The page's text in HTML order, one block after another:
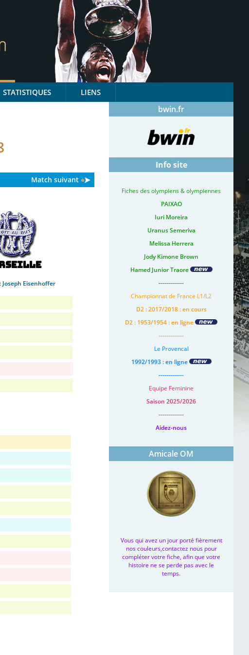
STATISTIQUES LIENS
Match suivant
Joseph Eisenhoffer
bwin.fr
Info site
Fiches des olympiens & olympiennes
PAIXAO
Iuri Moreira
Uranus Semeriva
Melissa Herrera
Jody Kimone Brown
Hamed Junior Traore
-------------
Championnat de France L1/L2
D2 : 2017/2018 : en cours
D2 : 1953/1954 : en ligne
-------------
Le Provencal
1992/1993 : en ligne
-------------
Equipe Feminine
Saison 2025/2026
-------------
Aidez-nous
Amicale OM
Vous qui avez un jour porté fièrement
nos couleurs,contactez nous pour
compléter votre fiche, afin que votre
histoire ne se perde pas avec le
temps.